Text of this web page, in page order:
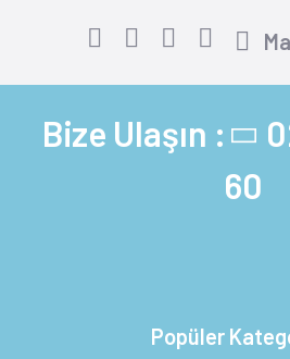
Bize Ulaşın :
60
Popüler